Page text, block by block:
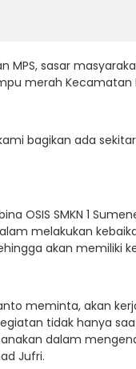
MPS, sasar
merah Kecamatan
bagikan ada
OSIS SMKN 1
melakukan
akan memiliki
meminta, akan
tidak hanya
dalam
Jufri.